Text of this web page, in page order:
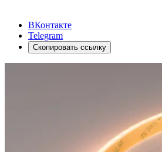
ВКонтакте
Telegram
Скопировать ссылку